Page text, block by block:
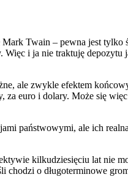
Mark Twain – pewna jest
i ja nie traktuję depozytu
ale zwykle efektem
euro i dolary. Może się
państwowymi, ale ich
kilkudziesięciu lat nie
o długoterminowe